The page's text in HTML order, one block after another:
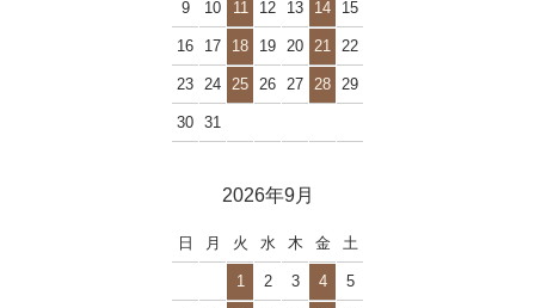
9 10 11 12 13 14 15
16 17 18 19 20 21 22
23 24 25 26 27 28 29
30 31
2026年9月
日 月 火 水 木 金 土
1 2 3 4 5